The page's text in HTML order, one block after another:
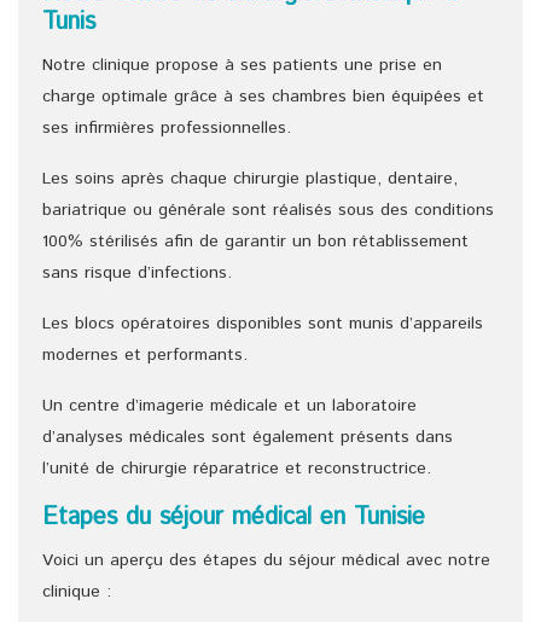
Tunis
Notre clinique propose à ses patients une prise en
charge optimale grâce à ses chambres bien équipées et
ses infirmières professionnelles.
Les soins après chaque chirurgie plastique, dentaire,
bariatrique ou générale sont réalisés sous des conditions
100% stérilisés afin de garantir un bon rétablissement
sans risque d’infections.
Les blocs opératoires disponibles sont munis d’appareils
modernes et performants.
Un centre d’imagerie médicale et un laboratoire
d’analyses médicales sont également présents dans
l’unité de chirurgie réparatrice et reconstructrice.
Etapes du séjour médical en Tunisie
Voici un aperçu des étapes du séjour médical avec notre
clinique :